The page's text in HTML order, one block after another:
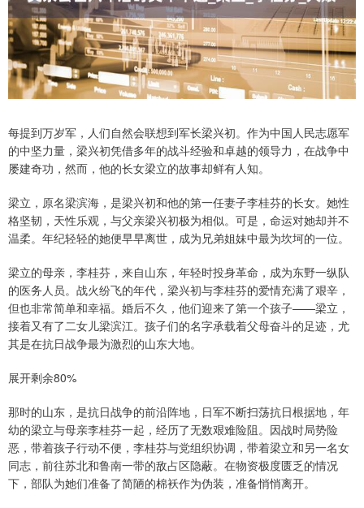
每提到万岁军，人们自然会联想到军长梁兴初。作为中国人民志愿军
的中坚力量，梁兴初凭借多年的战斗经验和卓越的领导力，在战争中
屡建奇功，然而，他的长女梁立的故事却鲜有人知。
梁立，原名梁滨海，是梁兴初和他的第一任妻子李桂芬的长女。她性
格坚韧，天性乐观，与父亲梁兴初极为相似。可是，命运对她却并不
温柔。年纪轻轻的她便早早离世，成为兄弟姐妹中最为坎坷的一位。
梁立的母亲，李桂芬，来自山东，年轻时投身革命，成为东野一纵队
的医务人员。战火纷飞的年代，梁兴初与李桂芬的爱情充满了艰辛，
但也非常简单和幸福。婚后不久，他们迎来了第一个孩子——梁立，
接着又有了二女儿梁滨江。孩子们的名字承载着父母奋斗的足迹，尤
其是在抗日战争最为激烈的山东大地。
展开剩余80%
那时的山东，是抗日战争的前沿阵地，日军不断扫荡抗日根据地，年
幼的梁立与母亲李桂芬一起，经历了无数艰难险阻。因战时局势险
恶，带着孩子行动不便，李桂芬与党组织协调，带着梁立和另一名女
同志，前往苏北和鲁南一带的敌占区隐蔽。在物资极度匮乏的情况
下，部队为她们准备了简陋的棉袄作为伪装，准备悄悄离开。